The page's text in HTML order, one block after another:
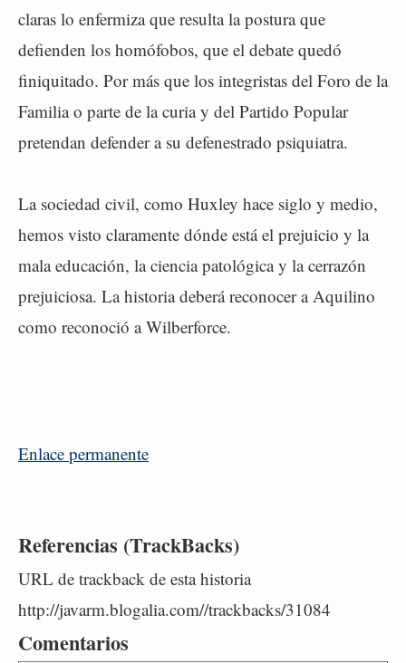
claras lo enfermiza que resulta la postura que
defienden los homófobos, que el debate quedó
finiquitado. Por más que los integristas del Foro de la
Familia o parte de la curia y del Partido Popular
pretendan defender a su defenestrado psiquiatra.
La sociedad civil, como Huxley hace siglo y medio,
hemos visto claramente dónde está el prejuicio y la
mala educación, la ciencia patológica y la cerrazón
prejuiciosa. La historia deberá reconocer a Aquilino
como reconoció a Wilberforce.
Enlace permanente
Referencias (TrackBacks)
URL de trackback de esta historia
http://javarm.blogalia.com//trackbacks/31084
Comentarios